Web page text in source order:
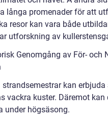
långa promenader för att
resor kan vara både
utforskning av
Genomgång av För- och
strandsemestrar kan
vackra kuster. Däremot
under högsäsong.